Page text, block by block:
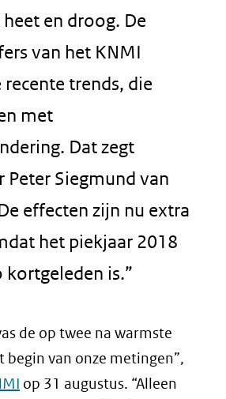
en droog. De
van het KNMI
recente trends, die
met
Dat zegt
Peter Siegmund van
effecten zijn nu extra
het piekjaar 2018
kortgeleden is.”
de op twee na warmste
begin van onze metingen”,
op 31 augustus. “Alleen